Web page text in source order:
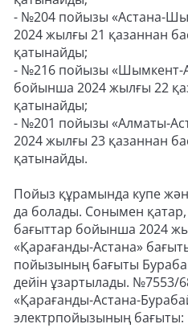
- №204 пойызы «Астана-
2024 жылғы 21 қазаннан
қатынайды;
- №216 пойызы «Шымкент-
бойынша 2024 жылғы 22
қатынайды;
- №201 пойызы «Алматы-
2024 жылғы 23 қазаннан
қатынайды.
Пойыз құрамында купе
да болады. Сонымен
бағыттар бойынша 2024
«Қарағанды-Астана»
пойызының бағыты
дейін ұзартылады. №7553/
«Қарағанды-Астана-
электрпойызының бағыты: